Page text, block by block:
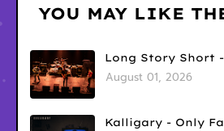
YOU MAY LIKE
Long Story Short
August 01, 2026
Kalligary - Only